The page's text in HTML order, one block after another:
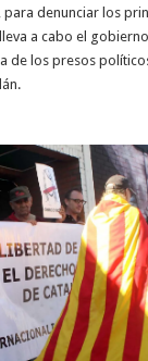
para denunciar los
a cabo el
de los presos